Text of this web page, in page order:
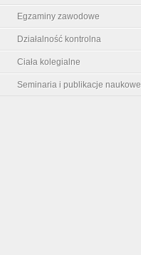
Egzaminy zawodowe
Działalność kontrolna
Ciała kolegialne
Seminaria i publikacje naukowe